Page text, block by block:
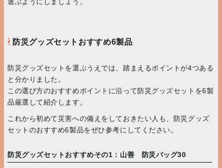
防災グッズセットおすすめ6製品
防災グッズセットを選ぶうえでは、踏まえるポイントが4つある
と分かりました。
この選び方のおすすめポイントに沿って防災グッズセットを6製
品厳選して紹介します。
これから初めて災害への備えをしておきたい人も、防災グッズ
セットのおすすめ6製品をぜひ参考にしてください。
防災グッズセットおすすめその1：山善 防災バッグ30